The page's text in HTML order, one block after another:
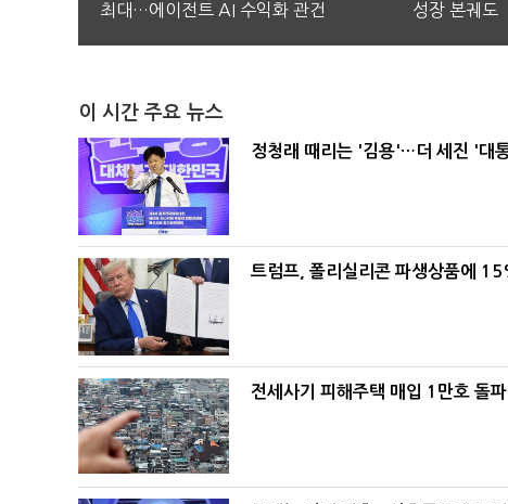
최대…에이전트 AI 수익화 관건
성장 본궤도
이 시간 주요 뉴스
정청래 때리는 '김용'…더 세진 '대
트럼프, 폴리실리콘 파생상품에
전세사기 피해주택 매입 1만호 돌